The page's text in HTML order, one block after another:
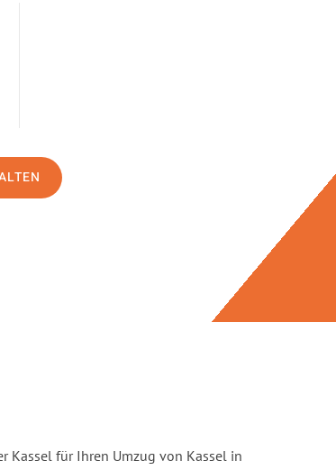
Kassel für Ihren Umzug von Kassel in